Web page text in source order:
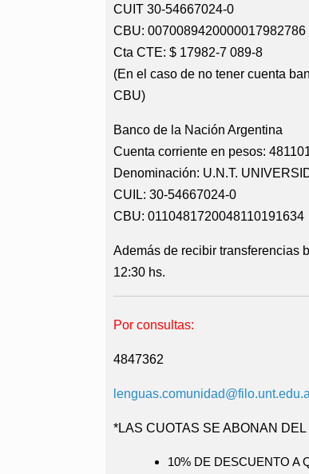
CUIT 30-54667024-0
CBU: 0070089420000017982786
Cta CTE: $ 17982-7 089-8
(En el caso de no tener cuenta
CBU)
Banco de la Nación Argentina
Cuenta corriente en pesos:
Denominación: U.N.T.
CUIL: 30-54667024-0
CBU: 0110481720048110191634
Además de recibir transferencias
12:30 hs.
Por consultas:
4847362
*LAS CUOTAS SE ABONAN
10% DE DESCUENTO A